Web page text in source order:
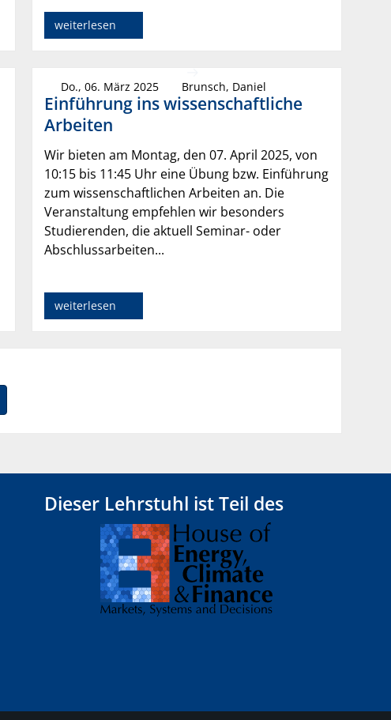
weiterlesen
Do., 06. März 2025 Brunsch, Daniel
Einführung ins wissenschaftliche
Arbeiten
Wir bieten am Montag, den 07. April 2025, von
10:15 bis 11:45 Uhr eine Übung bzw. Einführung
zum wissenschaftlichen Arbeiten an. Die
Veranstaltung empfehlen wir besonders
Studierenden, die aktuell Seminar- oder
Abschlussarbeiten...
weiterlesen
Dieser Lehrstuhl ist Teil des